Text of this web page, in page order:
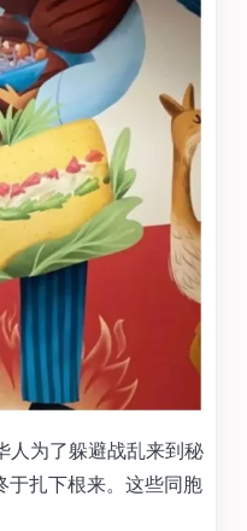
人为了躲避战乱来到秘
于扎下根来。这些同胞